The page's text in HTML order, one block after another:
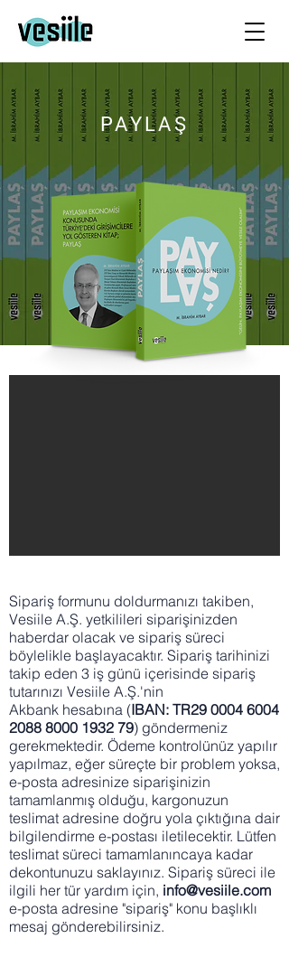
PAYLAŞ
Sipariş formunu doldurmanızı takiben,
Vesiile A.Ş. yetkilileri siparişinizden
haberdar olacak ve sipariş süreci
böylelikle başlayacaktır. Sipariş tarihinizi
takip eden 3 iş günü içerisinde sipariş
tutarınızı Vesiile A.Ş.'nin
Akbank hesabına (IBAN: TR29 0004 6004
2088 8000 1932 79) göndermeniz
gerekmektedir. Ödeme kontrolünüz yapılır
yapılmaz, eğer süreçte bir problem yoksa,
e-posta adresinize siparişinizin
tamamlanmış olduğu, kargonuzun
teslimat adresine doğru yola çıktığına dair
bilgilendirme e-postası iletilecektir. Lütfen
teslimat süreci tamamlanıncaya kadar
dekontunuzu saklayınız. Sipariş süreci ile
ilgili her tür yardım için, info@vesiile.com
e-posta adresine "sipariş" konu başlıklı
mesaj gönderebilirsiniz.